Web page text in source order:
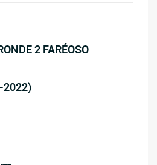
2 FARÉOSO
2022)